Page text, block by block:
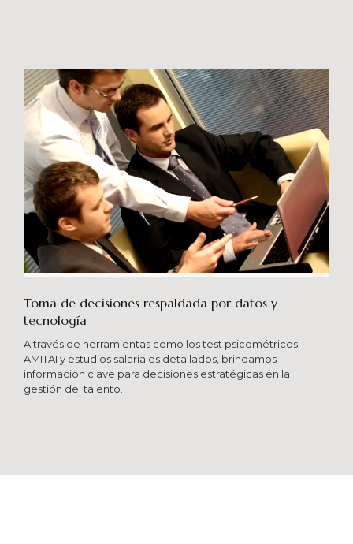
Toma de decisiones respaldada por datos y
tecnología​
A través de herramientas como los test psicométricos
AMITAI y estudios salariales detallados, brindamos
información clave para decisiones estratégicas en la
gestión del talento.